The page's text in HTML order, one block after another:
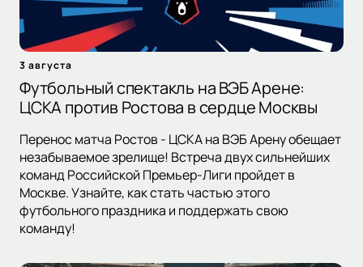
3 августа
Футбольный спектакль на ВЭБ Арене:
ЦСКА против Ростова в сердце Москвы
Перенос матча Ростов - ЦСКА на ВЭБ Арену обещает
незабываемое зрелище! Встреча двух сильнейших
команд Российской Премьер-Лиги пройдет в
Москве. Узнайте, как стать частью этого
футбольного праздника и поддержать свою
команду!